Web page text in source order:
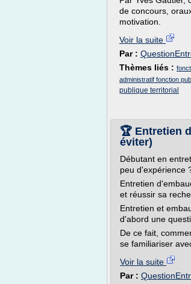
de concours,
motivation.
Voir la suite
Par :
Thèmes liés :
administratif fonction
publique territorial
🏆 Entretien
éviter)
Débutant en
peu d'expérience
Entretien
et réussir sa
Entretien et
d'abord une
De ce fait,
se familiariser
Voir la suite
Par :